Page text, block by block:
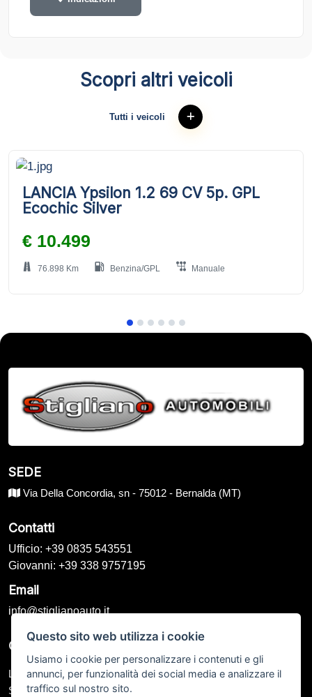
Questo sito web utilizza i cookie
Usiamo i cookie per personalizzare i contenuti e gli
annunci, per funzionalità dei social media e analizzare il
traffico sul nostro sito.
Scopri altri veicoli
Tutti i veicoli
LANCIA Ypsilon 1.2 69 CV 5p. GPL
Ecochic Silver
€ 10.499
76.898 Km Benzina/GPL Manuale
SEDE
Via Della Concordia, sn - 75012 - Bernalda (MT)
Contatti
Ufficio: +39 0835 543551
Giovanni: +39 338 9757195
Email
info@stiglianoauto.it
Orari di Apertura
Lunedì – Venerdì: 09:00 - 13:00 / 15:30 - 19:00
Sabato: 09:00 - 13:00 / Chiuso